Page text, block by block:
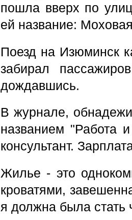
пошла вверх по
ей название:
Поезд на Изюминск
забирал
дождавшись.
В журнале,
названием "Работа
консультант.
Жилье - это
кроватями,
я должна была стать